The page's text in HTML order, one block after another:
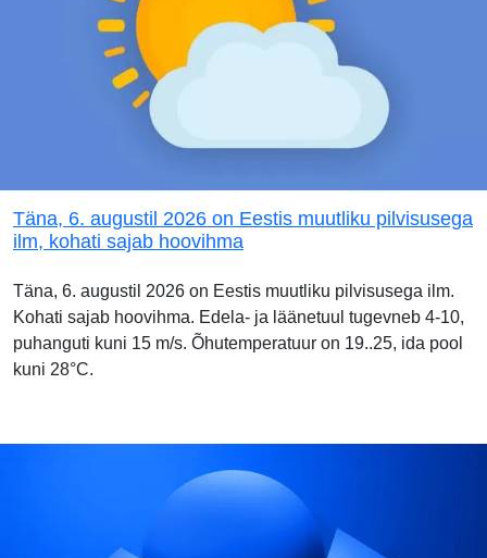
Täna, 6. augustil 2026 on Eestis muutliku pilvisusega
ilm, kohati sajab hoovihma
Täna, 6. augustil 2026 on Eestis muutliku pilvisusega ilm.
Kohati sajab hoovihma. Edela- ja läänetuul tugevneb 4-10,
puhanguti kuni 15 m/s. Õhutemperatuur on 19..25, ida pool
kuni 28°C.